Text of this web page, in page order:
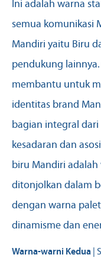
Ini adalah warna
semua komunikasi
Mandiri yaitu Biru
pendukung
membantu untuk
identitas brand
bagian integral
kesadaran dan
biru Mandiri adalah
ditonjolkan dalam
dengan warna
dinamisme dan
Warna-warni Kedua |